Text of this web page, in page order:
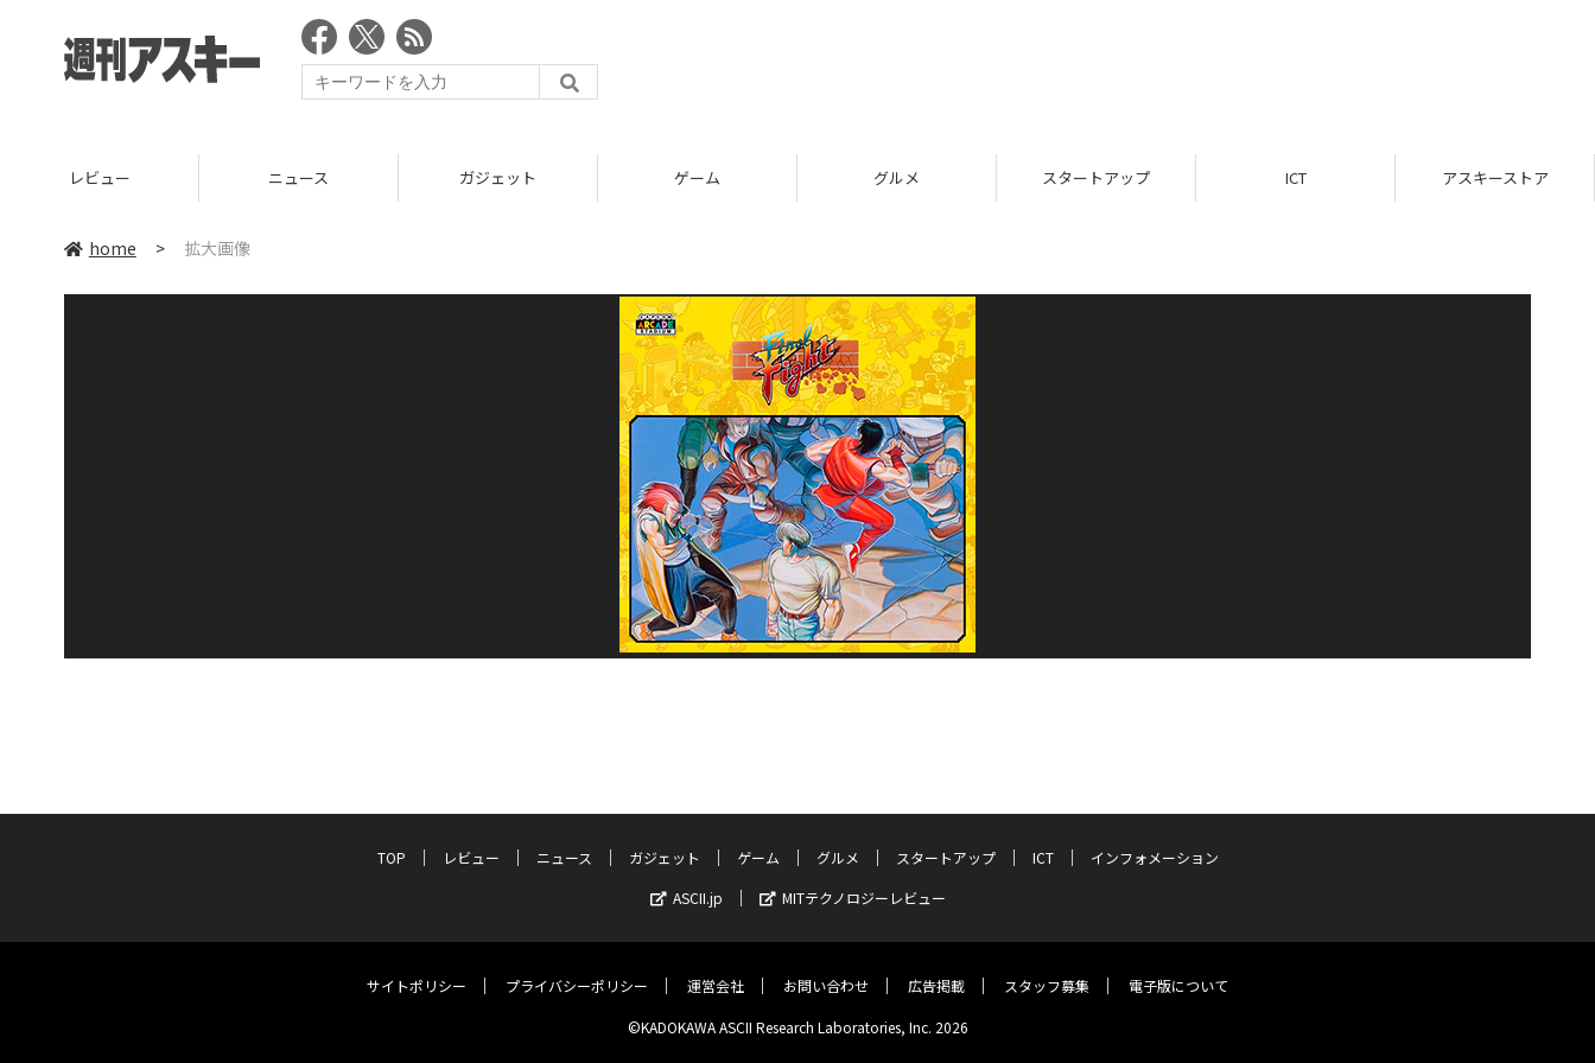
レビュー ニュース ガジェット ゲーム グルメ スタートアップ ICT アスキーストア
home > 拡大画像
TOP レビュー ニュース ガジェット ゲーム グルメ スタートアップ ICT
インフォメーション
ASCII.jp
MITテクノロジーレビュー
サイトポリシー プライバシーポリシー 運営会社 お問い合わせ 広告掲載 スタッフ募集 電子版について
©KADOKAWA ASCII Research Laboratories, Inc. 2026